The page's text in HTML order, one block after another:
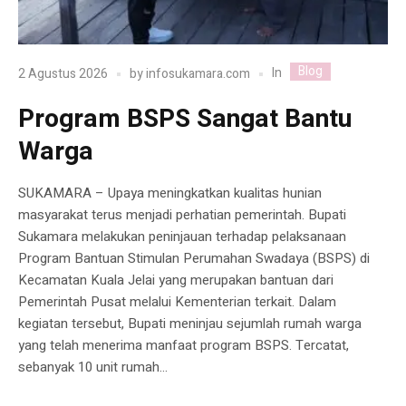
2 Agustus 2026 byinfosukamara.com In Blog
Program BSPS Sangat Bantu
Warga
SUKAMARA – Upaya meningkatkan kualitas hunian
masyarakat terus menjadi perhatian pemerintah. Bupati
Sukamara melakukan peninjauan terhadap pelaksanaan
Program Bantuan Stimulan Perumahan Swadaya (BSPS) di
Kecamatan Kuala Jelai yang merupakan bantuan dari
Pemerintah Pusat melalui Kementerian terkait. Dalam
kegiatan tersebut, Bupati meninjau sejumlah rumah warga
yang telah menerima manfaat program BSPS. Tercatat,
sebanyak 10 unit rumah...